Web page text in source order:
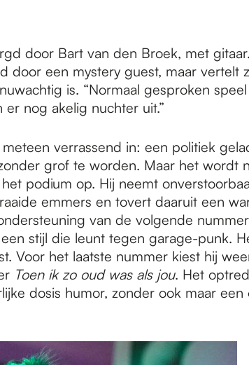
door Bart van den Broek, met
door een mystery guest, maar vertelt
is. “Normaal gesproken
nog akelig nuchter uit.”
verrassend in: een politiek
grof te worden. Maar het wordt
podium op. Hij neemt
emmers en tovert daaruit een
van de volgende
stijl die leunt tegen garage-punk.
Voor het laatste nummer kiest hij
Toen ik zo oud was als jou. Het
dosis humor, zonder ook maar een